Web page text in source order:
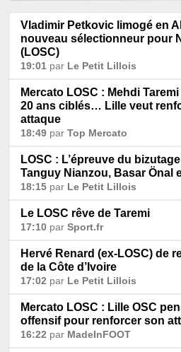
Vladimir Petkovic limogé en
nouveau sélectionneur pour
(LOSC)
19:01 par Le Petit Lillois
Mercato LOSC : Mehdi
20 ans ciblés… Lille veut
attaque
18:49 par Top Mercato
LOSC : L’épreuve du
Tanguy Nianzou, Basar Önal
18:15 par Le Petit Lillois
Le LOSC rêve de Taremi
17:10 par Sport.fr
Hervé Renard (ex-LOSC) de
de la Côte d’Ivoire
17:02 par Le Petit Lillois
Mercato LOSC : Lille OSC
offensif pour renforcer son
16:22 par MadeInFOOT